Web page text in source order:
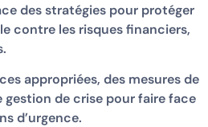
des stratégies pour protéger
contre les risques financiers,
appropriées, des mesures de
gestion de crise pour faire face
d’urgence.